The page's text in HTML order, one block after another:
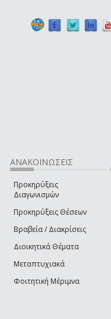
ΑΝΑΚΟΙΝΩΣΕΙΣ
Προκηρύξεις
Διαγωνισμών
Προκηρύξεις Θέσεων
Βραβεία / Διακρίσεις
Διοικητικά Θέματα
Μεταπτυχιακά
Φοιτητική Μέριμνα